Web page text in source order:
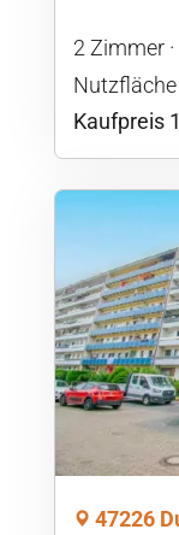
2 Zimmer
Nutzfläche
Kaufpreis
47226